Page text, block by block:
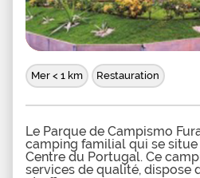
Mer < 1 km Restauration
Le Parque de Campismo
camping familial qui se
Centre du Portugal. Ce
services de qualité, dispose